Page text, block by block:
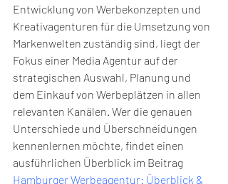
Entwicklung von Werbekonzepten und
Kreativagenturen für die Umsetzung von
Markenwelten zuständig sind, liegt der
Fokus einer Media Agentur auf der
strategischen Auswahl, Planung und
dem Einkauf von Werbeplätzen in allen
relevanten Kanälen. Wer die genauen
Unterschiede und Überschneidungen
kennenlernen möchte, findet einen
ausführlichen Überblick im Beitrag
Hamburger Werbeagentur: Überblick &